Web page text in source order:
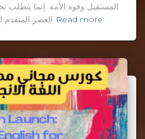
المستقبل وقوة الأمة. إنما يتطلب
العصر المتقدم Read more